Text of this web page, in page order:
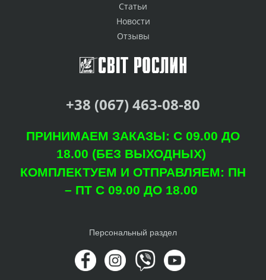
Статьи
Новости
Отзывы
+38 (067) 463-08-80
ПРИНИМАЕМ ЗАКАЗЫ: С 09.00 ДО
18.00 (БЕЗ ВЫХОДНЫХ)
КОМПЛЕКТУЕМ И ОТПРАВЛЯЕМ: ПН
– ПТ С 09.00 ДО 18.00
Персональный раздел